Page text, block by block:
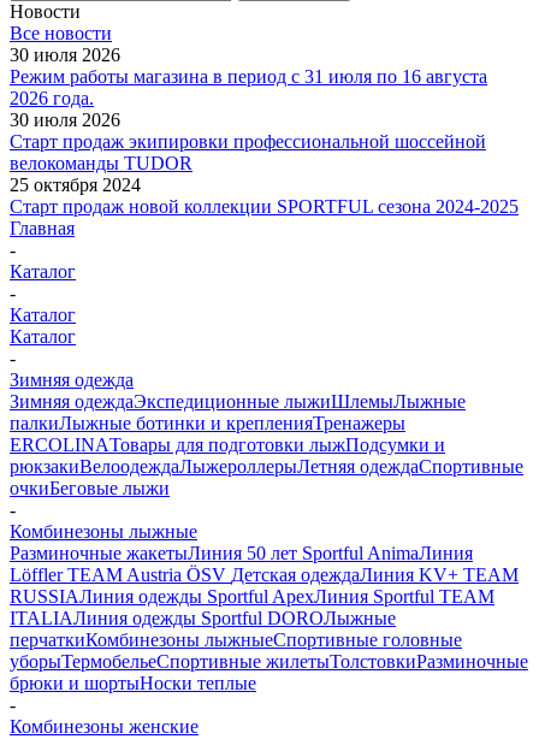
Новости
Все новости
30 июля 2026
Режим работы магазина в период с 31 июля по 16 августа
2026 года.
30 июля 2026
Старт продаж экипировки профессиональной шоссейной
велокоманды TUDOR
25 октября 2024
Старт продаж новой коллекции SPORTFUL сезона 2024-2025
Главная
-
Каталог
-
Каталог
Каталог
-
Зимняя одежда
Зимняя одеждаЭкспедиционные лыжиШлемыЛыжные
палкиЛыжные ботинки и крепленияТренажеры
ERCOLINAТовары для подготовки лыжПодсумки и
рюкзакиВелоодеждаЛыжероллерыЛетняя одеждаСпортивные
очкиБеговые лыжи
-
Комбинезоны лыжные
Разминочные жакетыЛиния 50 лет Sportful AnimaЛиния
Löffler TEAM Austria ÖSV Детская одеждаЛиния KV+ TEAM
RUSSIAЛиния одежды Sportful ApexЛиния Sportful TEAM
ITALIAЛиния одежды Sportful DOROЛыжные
перчаткиКомбинезоны лыжныеСпортивные головные
уборыТермобельеСпортивные жилетыТолстовкиРазминочные
брюки и шортыНоски теплые
-
Комбинезоны женские